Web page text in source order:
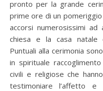
pronto per la grande
prime ore di un
accorsi numerosissimi ad
chiesa e la casa natale
Puntuali alla cerimonia
in spirituale
civili e religiose che
testimoniare l’affetto e